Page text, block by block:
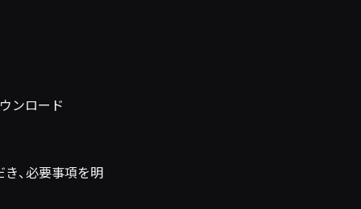
ンロード
、必要事項を明